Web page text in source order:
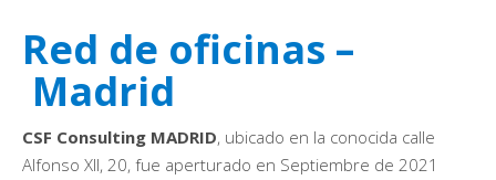
Red de oficinas –
Madrid
CSF Consulting MADRID, ubicado en la conocida calle
Alfonso XII, 20, fue aperturado en Septiembre de 2021